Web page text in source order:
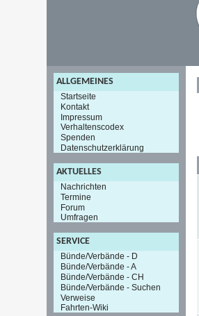
ALLGEMEINES
Startseite
Kontakt
Impressum
Verhaltenscodex
Spenden
Datenschutzerklärung
AKTUELLES
Nachrichten
Termine
Forum
Umfragen
SERVICE
Bünde/Verbände - D
Bünde/Verbände - A
Bünde/Verbände - CH
Bünde/Verbände - Suchen
Verweise
Fahrten-Wiki